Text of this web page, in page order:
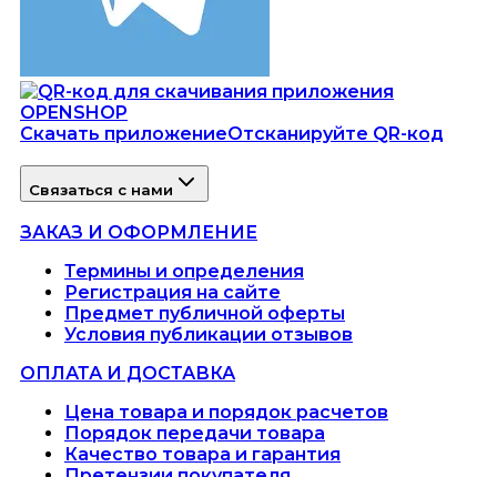
Скачать приложениеОтсканируйте QR-код
Связаться с нами
ЗАКАЗ И ОФОРМЛЕНИЕ
Термины и определения
Регистрация на сайте
Предмет публичной оферты
Условия публикации отзывов
ОПЛАТА И ДОСТАВКА
Цена товара и порядок расчетов
Порядок передачи товара
Качество товара и гарантия